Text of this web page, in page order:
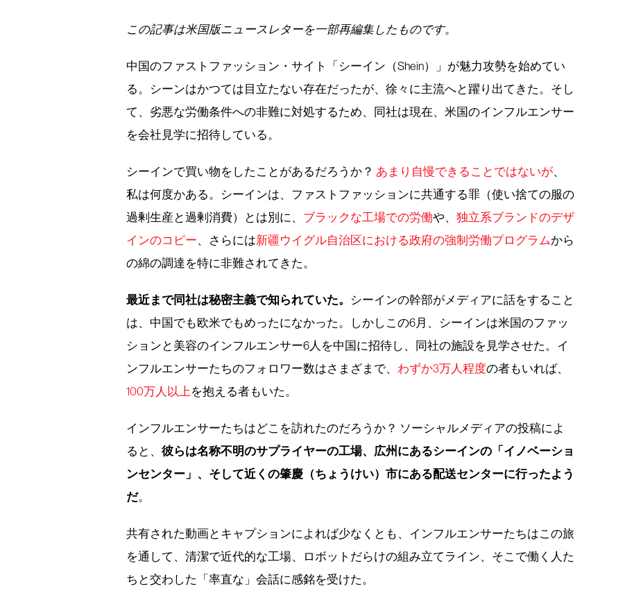
この記事は米国版ニュースレターを一部再編集したものです。
中国のファストファッション・サイト「シーイン（Shein）」が魅力攻勢を始めてい
る。シーンはかつては目立たない存在だったが、徐々に主流へと躍り出てきた。そし
て、劣悪な労働条件への非難に対処するため、同社は現在、米国のインフルエンサー
を会社見学に招待している。
シーインで買い物をしたことがあるだろうか？ あまり自慢できることではないが、
私は何度かある。シーインは、ファストファッションに共通する罪（使い捨ての服の
過剰生産と過剰消費）とは別に、 ブラックな工場での労働や、 独立系ブランドのデザ
インのコピー、さらには新疆ウイグル自治区における政府の強制労働プログラムから
の綿の調達を特に非難されてきた。
最近まで同社は秘密主義で知られていた。
シーインの幹部がメディアに話をすること
は、中国でも欧米でもめったになかった。しかしこの6月、シーインは米国のファッ
ションと美容のインフルエンサー6人を中国に招待し、同社の施設を見学させた。イ
ンフルエンサーたちのフォロワー数はさまざまで、 わずか3万人程度の者もいれば、
100万人以上を抱える者もいた。
インフルエンサーたちはどこを訪れたのだろうか？ ソーシャルメディアの投稿によ
ると、 彼らは名称不明のサプライヤーの工場、広州にあるシーインの「イノベーショ
ンセンター」、そして近くの肇慶（ちょうけい）市にある配送センターに行ったよう
だ。
共有された動画とキャプションによれば少なくとも、インフルエンサーたちはこの旅
を通して、清潔で近代的な工場、ロボットだらけの組み立てライン、そこで働く人た
ちと交わした「率直な」会話に感銘を受けた。